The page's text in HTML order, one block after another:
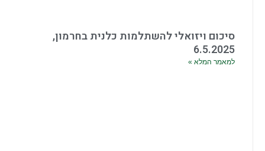
סיכום ויזואלי להשתלמות כלנית בחרמון,
6.5.2025
למאמר המלא »